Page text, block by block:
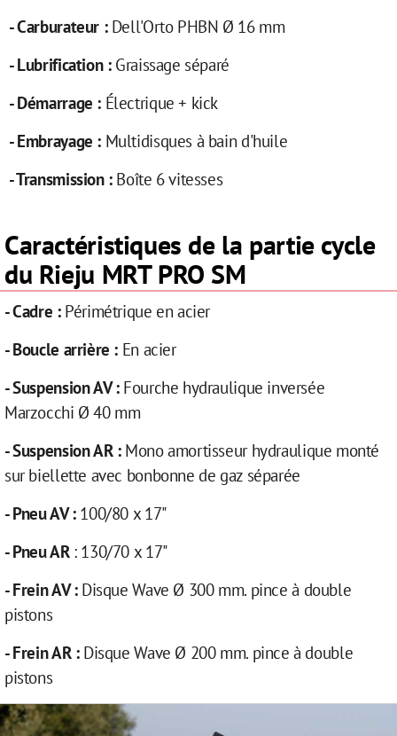
- Carburateur :Dell'Orto PHBN Ø 16 mm
- Lubrification :Graissage séparé
- Démarrage : Électrique + kick
- Embrayage : Multidisques à bain d'huile
- Transmission :Boîte 6 vitesses
Caractéristiques de la partie cycle
du Rieju MRT PRO SM
- Cadre :Périmétrique en acier
- Boucle arrière : En acier
- Suspension AV : Fourche hydraulique inversée
Marzocchi Ø 40 mm
- Suspension AR :Mono amortisseur hydraulique monté
sur biellette avec bonbonne de gaz séparée
- Pneu AV :100/80 x 17"
- Pneu AR : 130/70 x 17"
- Frein AV :Disque Wave Ø 300 mm. pince à double
pistons
- Frein AR : Disque Wave Ø 200 mm. pince à double
pistons